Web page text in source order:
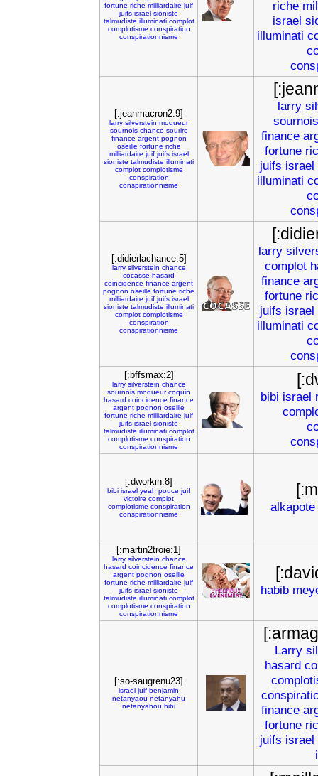
fortune riche milliardaire juif
juifs israel sioniste
talmudiste illuminati complot
complotisme conspiration
conspirationnisme
riche
israel
illuminati
[:jeanmacron2:9]
larry silverstein moqueur
sournois chance sourire
finance argent pognon
oseille fortune riche
milliardaire juif juifs israel
sioniste talmudiste illuminati
complot complotisme
conspiration
conspirationnisme
larry
sournois
finance
fortune
juifs israel
illuminati
[:didierlachance:5]
larry silverstein chance
cocasse hasard
coincidence finance argent
pognon oseille fortune riche
milliardaire juif juifs israel
sioniste talmudiste illuminati
complot complotisme
conspiration
conspirationnisme
larry
complot
finance
fortune
juifs israel
illuminati
[:bffsmax:2]
larry silverstein chance
sournois moqueur coquin
hasard coincidence finance
argent pognon oseille
fortune riche milliardaire juif
juifs israel sioniste
talmudiste illuminati complot
complotisme conspiration
conspirationnisme
bibi israel
[:dworkin:8]
bibi israel yeah pouce juif
victoire complot
complotisme conspiration
conspirationnisme
alkapote
[:martin2troie:1]
larry silverstein chance
hasard coincidence finance
argent pognon oseille
fortune riche milliardaire juif
juifs israel sioniste
talmudiste illuminati complot
complotisme conspiration
conspirationnisme
habib
[:so-saugrenu23]
israel juif benjamin
netanyaou netanyahu
netanyahou bibi
Larry
hasard
finance
fortune
juifs israel